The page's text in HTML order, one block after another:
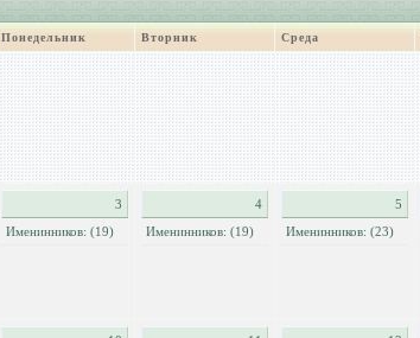
Понедельник Вторник Среда
3
Именинников: (19)
4
Именинников: (19)
5
Именинников: (23)